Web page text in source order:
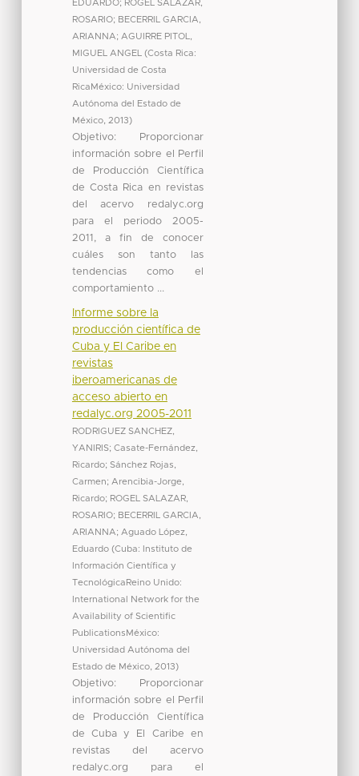
EDUARDO; ROGEL SALAZAR,
ROSARIO; BECERRIL GARCIA,
ARIANNA; AGUIRRE PITOL,
MIGUEL ANGEL
(Costa Rica:
Universidad de Costa
RicaMéxico: Universidad
Autónoma del Estado de
México, 2013)
Objetivo: Proporcionar
información sobre el Perfil
de Producción Científica
de Costa Rica en revistas
del acervo redalyc.org
para el periodo 2005-
2011, a fin de conocer
cuáles son tanto las
tendencias como el
comportamiento ...
Informe sobre la
producción científica de
Cuba y El Caribe en
revistas
iberoamericanas de
acceso abierto en
redalyc.org 2005-2011
RODRIGUEZ SANCHEZ,
YANIRIS; Casate-Fernández,
Ricardo; Sánchez Rojas,
Carmen; Arencibia-Jorge,
Ricardo; ROGEL SALAZAR,
ROSARIO; BECERRIL GARCIA,
ARIANNA; Aguado López,
Eduardo (Cuba: Instituto de
Información Científica y
TecnológicaReino Unido:
International Network for the
Availability of Scientific
PublicationsMéxico:
Universidad Autónoma del
Estado de México, 2013)
Objetivo: Proporcionar
información sobre el Perfil
de Producción Científica
de Cuba y El Caribe en
revistas del acervo
redalyc.org para el